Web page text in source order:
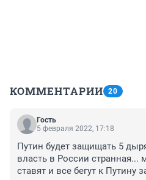
КОММЕНТАРИИ 20
Гость
5 февраля 2022, 17:18
Путин будет защищать 5
власть в России странная...
ставят и все бегут к Путину